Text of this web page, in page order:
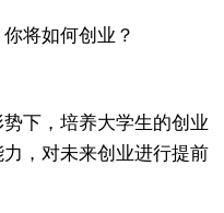
将如何创业？
下，培养大学生的创业
，对未来创业进行提前